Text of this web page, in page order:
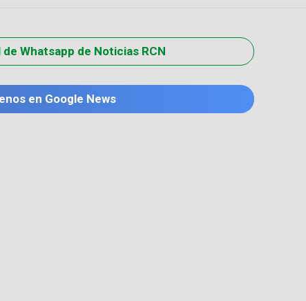
de Whatsapp de Noticias RCN
en Google News